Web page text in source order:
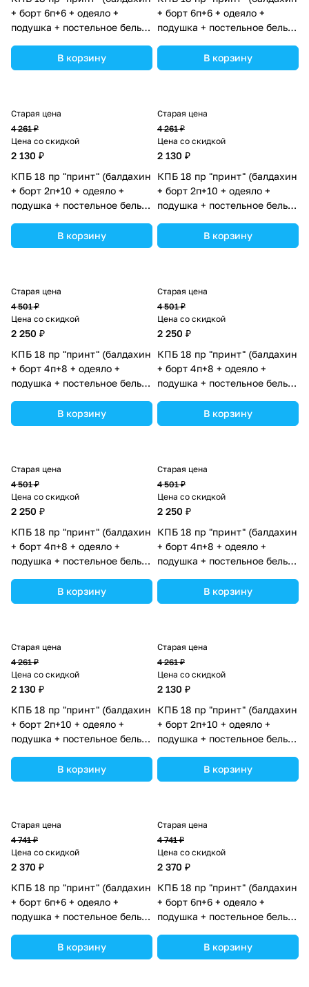
+ борт 6п+6 + одеяло +
подушка + постельное белье
(№П207_13) цвета в
ассортименте.
В корзину
+ борт 6п+6 + одеяло +
подушка + постельное белье
(№П207_07) цвета в
ассортименте.
В корзину
Старая цена
4 261 ₽
Цена со скидкой
2 130 ₽
КПБ 18 пр "принт" (балдахин
+ борт 2п+10 + одеяло +
подушка + постельное белье
(№П207_2а10_03) цвета в
ассортименте.
В корзину
Старая цена
4 261 ₽
Цена со скидкой
2 130 ₽
КПБ 18 пр "принт" (балдахин
+ борт 2п+10 + одеяло +
подушка + постельное белье
(№П207_2а10_05) цвета в
ассортименте.
В корзину
Старая цена
4 501 ₽
Цена со скидкой
2 250 ₽
КПБ 18 пр "принт" (балдахин
+ борт 4п+8 + одеяло +
подушка + постельное белье
(№П207_4а8_07) цвета в
ассортименте.
В корзину
Старая цена
4 501 ₽
Цена со скидкой
2 250 ₽
КПБ 18 пр "принт" (балдахин
+ борт 4п+8 + одеяло +
подушка + постельное белье
(№П207_4а8_09) цвета в
ассортименте.
В корзину
Старая цена
4 501 ₽
Цена со скидкой
2 250 ₽
КПБ 18 пр "принт" (балдахин
+ борт 4п+8 + одеяло +
подушка + постельное белье
(№П207_4а8_12) цвета в
ассортименте.
В корзину
Старая цена
4 501 ₽
Цена со скидкой
2 250 ₽
КПБ 18 пр "принт" (балдахин
+ борт 4п+8 + одеяло +
подушка + постельное белье
(№П207_4а8_11) цвета в
ассортименте.
В корзину
Старая цена
4 261 ₽
Цена со скидкой
2 130 ₽
КПБ 18 пр "принт" (балдахин
+ борт 2п+10 + одеяло +
подушка + постельное белье
(№П207_2а10_06) цвета в
ассортименте.
В корзину
Старая цена
4 261 ₽
Цена со скидкой
2 130 ₽
КПБ 18 пр "принт" (балдахин
+ борт 2п+10 + одеяло +
подушка + постельное белье
(№П207_2а10_11) цвета в
ассортименте.
В корзину
Старая цена
4 741 ₽
Цена со скидкой
2 370 ₽
КПБ 18 пр "принт" (балдахин
+ борт 6п+6 + одеяло +
подушка + постельное белье
(№П207_08) цвета в
ассортименте.
В корзину
Старая цена
4 741 ₽
Цена со скидкой
2 370 ₽
КПБ 18 пр "принт" (балдахин
+ борт 6п+6 + одеяло +
подушка + постельное белье
(№П207_02) цвета в
ассортименте.
В корзину